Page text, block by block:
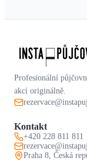
Profesionální
akcí originálně.
Kontakt
+420 228 811 811
Praha 8, Česká